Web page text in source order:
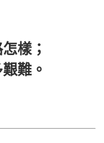
樣；
難。